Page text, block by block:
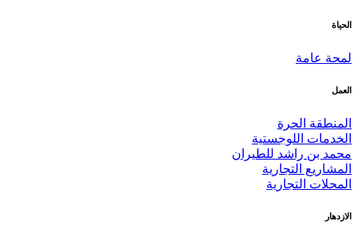
الحياة
لمحة عامة
العمل
المنطقة الحرة
الخدمات اللوجستية
محمد بن راشد للطيران
المشاريع التجارية
المحلات التجارية
الازدهار